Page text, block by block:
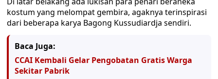
kostum yang melompat gembira, agaknya terinspirasi
dari beberapa karya Bagong Kussudiardja sendiri.
Baca Juga:
CCAI Kembali Gelar Pengobatan Gratis Warga
Sekitar Pabrik